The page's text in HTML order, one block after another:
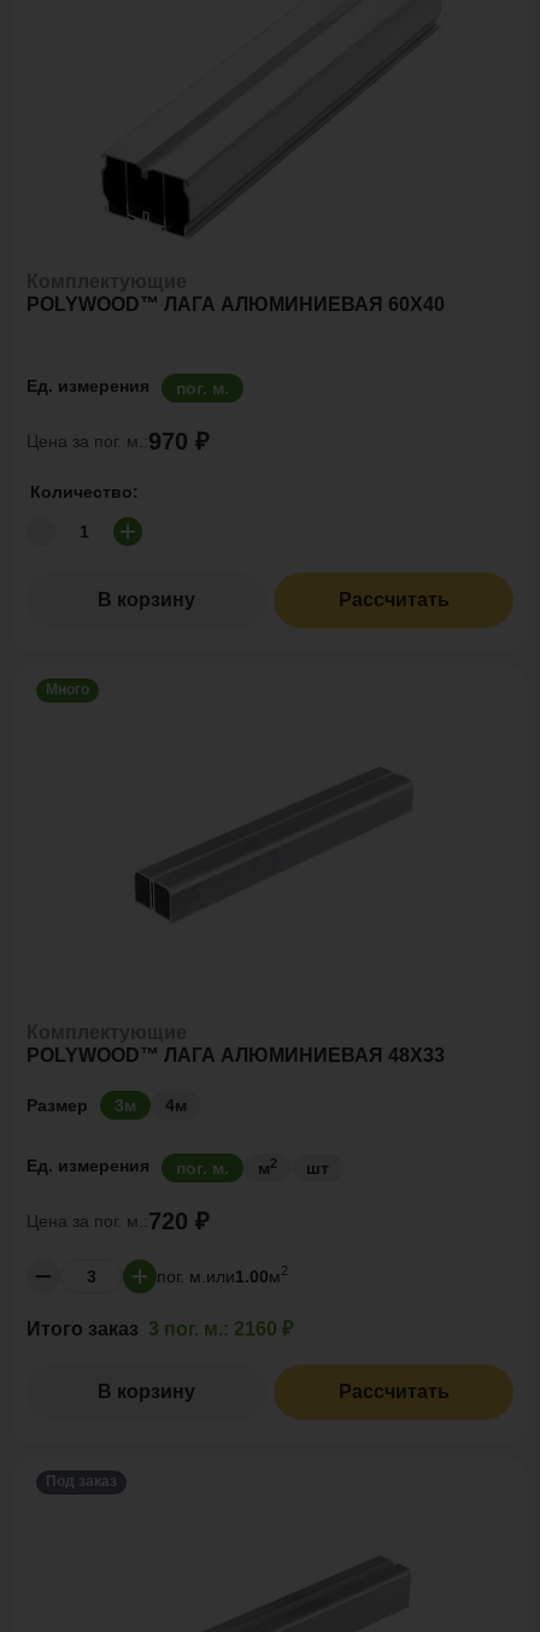
POLYWOOD™ ЛАГА АЛЮМИНИЕВАЯ 60X40
Ед. измерения пог. м.
Цена за пог. м.:970 ₽
Количество:
В корзину Рассчитать
Много
POLYWOOD™ ЛАГА АЛЮМИНИЕВАЯ 48Х33
Размер 3м 4м
Ед. измерения пог. м. м2 шт
Цена за пог. м.:720 ₽
пог. м. или1.00м2
Итого заказ 3 пог. м.: 2160 ₽
В корзину Рассчитать
Под заказ